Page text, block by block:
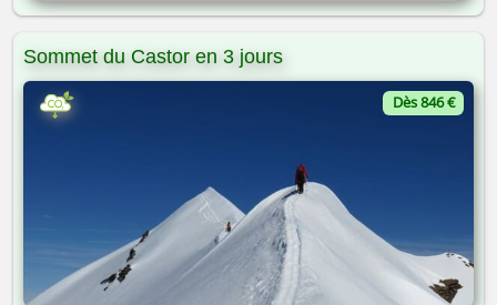
Sommet du Castor en 3 jours
Dès 846 €